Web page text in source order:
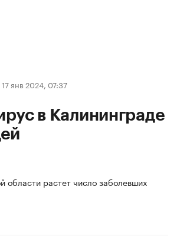
янв 2024, 07:37
в Калининграде
области растет число заболевших